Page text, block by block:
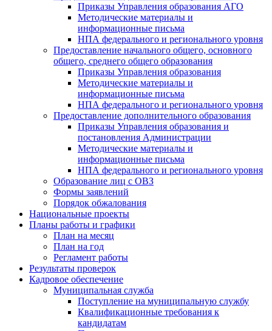
Приказы Управления образования АГО
Методические материалы и
информационные письма
НПА федерального и регионального уровня
Предоставление начального общего, основного
общего, среднего общего образования
Приказы Управления образования
Методические материалы и
информационные письма
НПА федерального и регионального уровня
Предоставление дополнительного образования
Приказы Управления образования и
постановления Администрации
Методические материалы и
информационные письма
НПА федерального и регионального уровня
Образование лиц с ОВЗ
Формы заявлений
Порядок обжалования
Национальные проекты
Планы работы и графики
План на месяц
План на год
Регламент работы
Результаты проверок
Кадровое обеспечение
Муниципальная служба
Поступление на муниципальную службу
Квалификационные требования к
кандидатам